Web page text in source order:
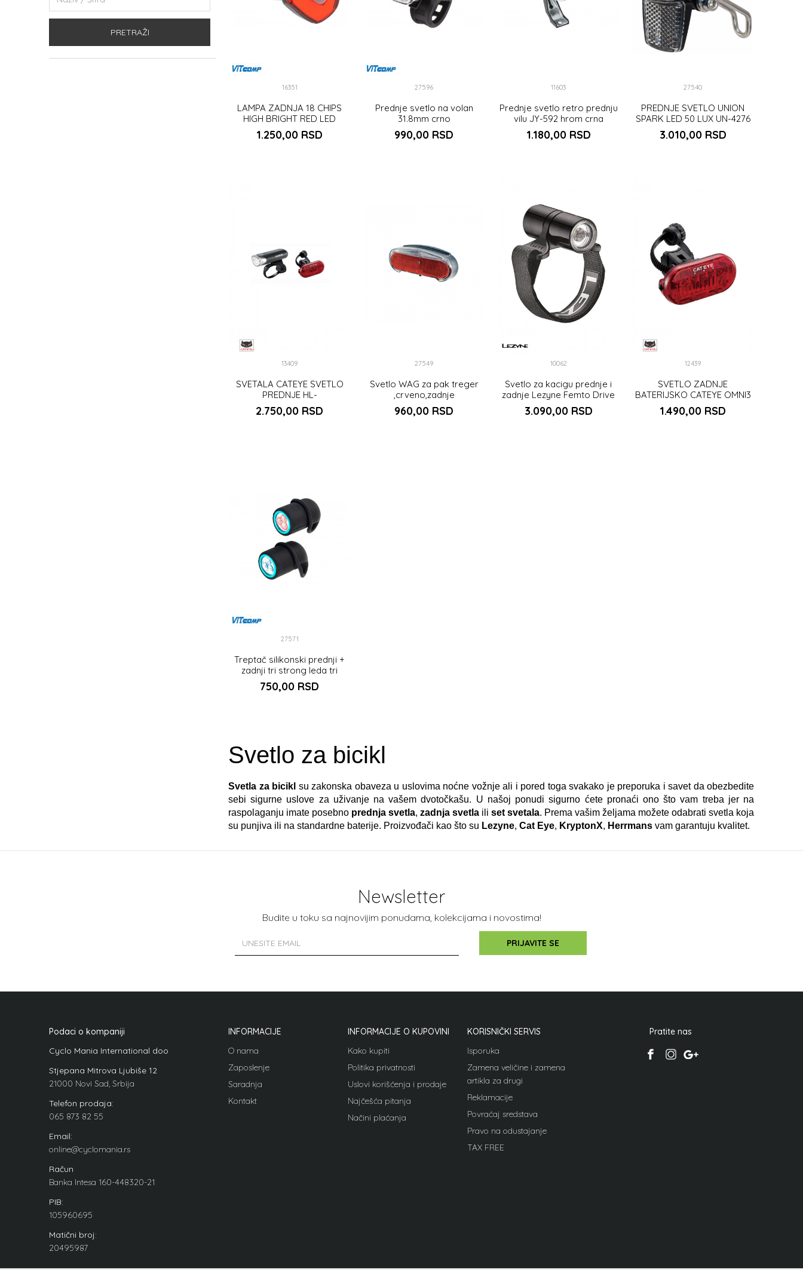
PRETRAŽI
16351
LAMPA ZADNJA 18 CHIPS
HIGH BRIGHT RED LED
1.250,00 RSD
27596
Prednje svetlo na volan
31.8mm crno
990,00 RSD
11603
Prednje svetlo retro prednju
vilu JY-592 hrom crna
1.180,00 RSD
27540
PREDNJE SVETLO UNION
SPARK LED 50 LUX UN-4276
capacitor (ste
3.010,00 RSD
13409
SVETALA CATEYE SVETLO
PREDNJE HL-
EL135N/SVETLO ZADNJE TL-
LD135
2.750,00 RSD
27549
Svetlo WAG za pak treger
,crveno,zadnje
960,00 RSD
10062
Svetlo za kacigu prednje i
zadnje Lezyne Femto Drive
Duo, BLK/Hi Gloss
3.090,00 RSD
12439
SVETLO ZADNJE
BATERIJSKO CATEYE OMNI3
TL-LD135-R
1.490,00 RSD
27571
Treptač silikonski prednji +
zadnji tri strong leda tri
funkcije
750,00 RSD
Svetlo za bicikl
Svetla za bicikl su zakonska obaveza u uslovima noćne vožnje ali i pored toga svakako je preporuka i savet da obezbedite
sebi sigurne uslove za uživanje na vašem dvotočkašu. U našoj ponudi sigurno ćete pronaći ono što vam treba jer na
raspolaganju imate posebno prednja svetla, zadnja svetla ili set svetala. Prema vašim željama možete odabrati svetla koja
su punjiva ili na standardne baterije. Proizvođači kao što su Lezyne, Cat Eye, KryptonX, Herrmans vam garantuju kvalitet.
Newsletter
Budite u toku sa najnovijim ponudama, kolekcijama i novostima!
PRIJAVITE SE
Podaci o kompaniji
Cyclo Mania International doo
Stjepana Mitrova Ljubiše 12
21000 Novi Sad, Srbija
Telefon prodaja:
065 873 82 55
Email:
online@cyclomania.rs
Račun
Banka Intesa 160-448320-21
PIB:
105960695
Matični broj:
20495987
INFORMACIJE
O nama
Zaposlenje
Saradnja
Kontakt
INFORMACIJE O KUPOVINI
Kako kupiti
Politika privatnosti
Uslovi korišćenja i prodaje
Najčešća pitanja
Načini plaćanja
KORISNIČKI SERVIS
Isporuka
Zamena veličine i zamena
artikla za drugi
Reklamacije
Povraćaj sredstava
Pravo na odustajanje
TAX FREE
Pratite nas